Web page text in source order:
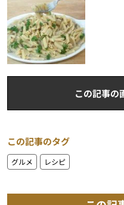
この記事の
この記事のタグ
グルメ レシピ